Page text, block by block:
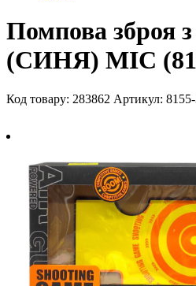
Помпова зброя
(СИНЯ) MIC
Код товару: 283862 Артикул: